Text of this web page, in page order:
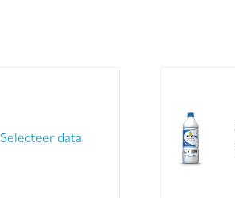
Selecteer data